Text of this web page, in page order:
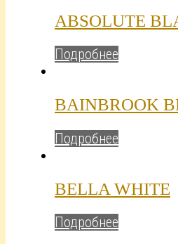
ABSOLUTE
Подробнее
BAINBROOK
Подробнее
BELLA WHITE
Подробнее